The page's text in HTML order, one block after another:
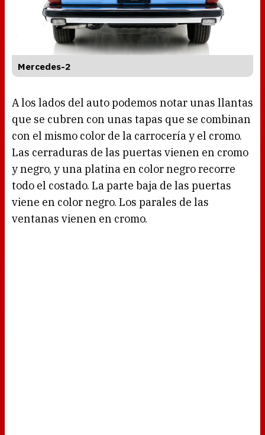
Mercedes-2
A los lados del auto podemos notar unas llantas
que se cubren con unas tapas que se combinan
con el mismo color de la carrocería y el cromo.
Las cerraduras de las puertas vienen en cromo
y negro, y una platina en color negro recorre
todo el costado. La parte baja de las puertas
viene en color negro. Los parales de las
ventanas vienen en cromo.